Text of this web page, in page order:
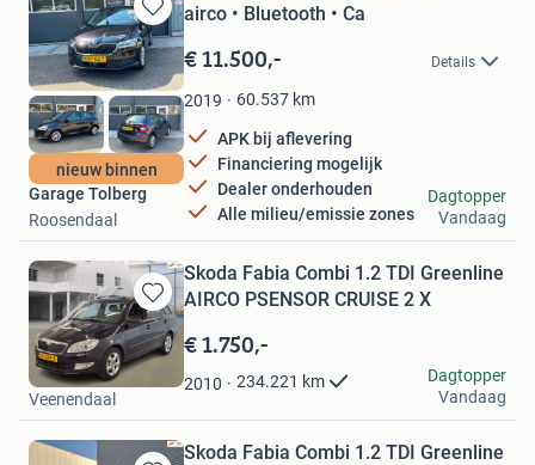
Bewaren
in
Mijn
Favorieten
nieuw binnen
airco • Bluetooth • Ca
€ 11.500,- Details
2019 60.537 km
APK bij aflevering
Financiering mogelijk
Dealer onderhouden
Alle milieu/emissie zones
Garage Tolberg
Roosendaal
Dagtopper
Vandaag
Bewaren
in
Mijn
Favorieten
Skoda Fabia Combi 1.2 TDI Greenline
AIRCO PSENSOR CRUISE 2 X
€ 1.750,-
2010 234.221 km
Autohandel Direct
Veenendaal
Dagtopper
Vandaag
Skoda Fabia Combi 1.2 TDI Greenline